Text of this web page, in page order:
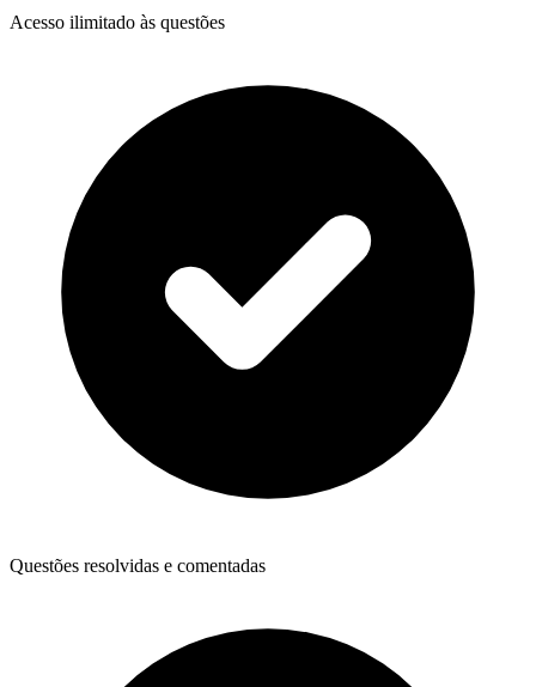
Acesso ilimitado às questões
Questões resolvidas e comentadas